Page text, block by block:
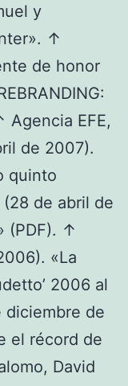
y
↑
de honor
Agencia EFE,
de 2007).
quinto
de abril de
(PDF). ↑
«La
2006 al
diciembre de
el récord de
David